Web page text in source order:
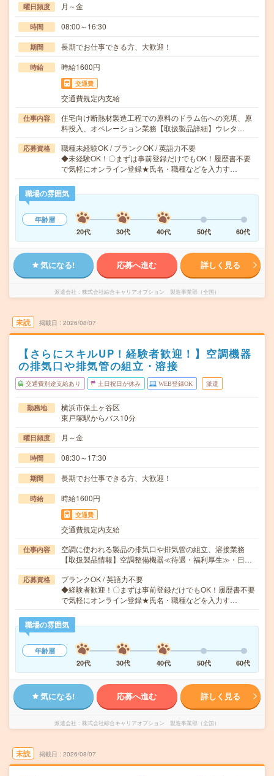
曜日頻度 月～金
時間 08:00～16:30
期間 長期でお仕事できる方、大歓迎！
時給 時給1600円
交通費
交通費規定内支給
仕事内容
住宅向け断熱材製造工程での原料のドラム缶への充填、原
料投入、オペレーション業務【取扱製品詳細】ウレタ…
応募資格
職種未経験OK / ブランクOK / 英語力不要
◆未経験OK！〇まずは事前登録だけでもOK！履歴書不要
で気軽にオンライン登録★氏名・職種などを入力す…
職場の雰囲気
年齢層
20代
30代 40代 50代 60代
気になる! 応募へ進む 詳しく見る
派遣会社 株式会社綜合キャリアオプション 製造事業部（全国）
未読 掲載日 2026/08/07
【さらにスキルUP！経験者歓迎！】空調機器
の排気口や排気管の組立・溶接
交通費別途支給あり 土日祝日が休み WEB登録OK 派遣
勤務地
横浜市保土ヶ谷区
東戸塚駅からバス10分
曜日頻度 月～金
時間 08:30～17:30
期間 長期でお仕事できる方、大歓迎！
時給 時給1600円
交通費
交通費規定内支給
仕事内容
空調に使われる製品の排気口や排気管の組立、溶接業務
【取扱製品情報】空調整備機器≪待遇・福利厚生≫・日…
応募資格
ブランクOK / 英語力不要
◆経験者歓迎！〇まずは事前登録だけでもOK！履歴書不要
で気軽にオンライン登録★氏名・職種などを入力す…
職場の雰囲気
年齢層
20代
30代 40代 50代 60代
気になる! 応募へ進む 詳しく見る
派遣会社 株式会社綜合キャリアオプション 製造事業部（全国）
未読 掲載日 2026/08/07